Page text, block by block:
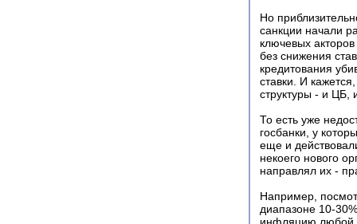
Но
санкции начали
ключевых
без снижения
кредитования
ставки. И
структуры - и ЦБ,
То есть уже
госбанки, у
еще и
некоего нового
направлял их -
Например,
диапазоне 10-